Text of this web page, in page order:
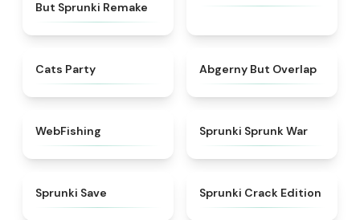
But Sprunki Remake
Cats Party ★
Abgerny But Overlap
WebFishing ★
Sprunki Sprunk War
Sprunki Save ★
Sprunki Crack Edition